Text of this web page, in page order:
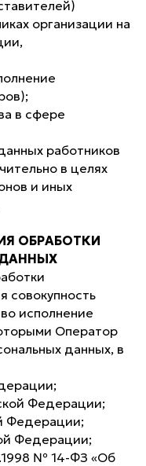
организации на
в сфере
работников
в целях
и иных
ОБРАБОТКИ
совокупность
исполнение
Оператор
данных, в
Федерации;
Федерации;
Федерации;
№ 14-ФЗ «Об